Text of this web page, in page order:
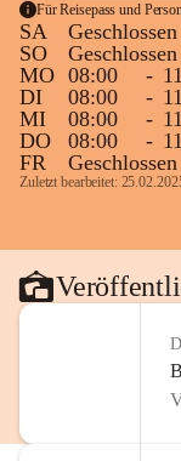
Für Reisepass und
SA
Geschlossen
SO
Geschlossen
MO 08:00 -
DI
08:00 -
MI
08:00 -
DO
08:00 -
FR
Geschlossen
Zuletzt bearbeitet: